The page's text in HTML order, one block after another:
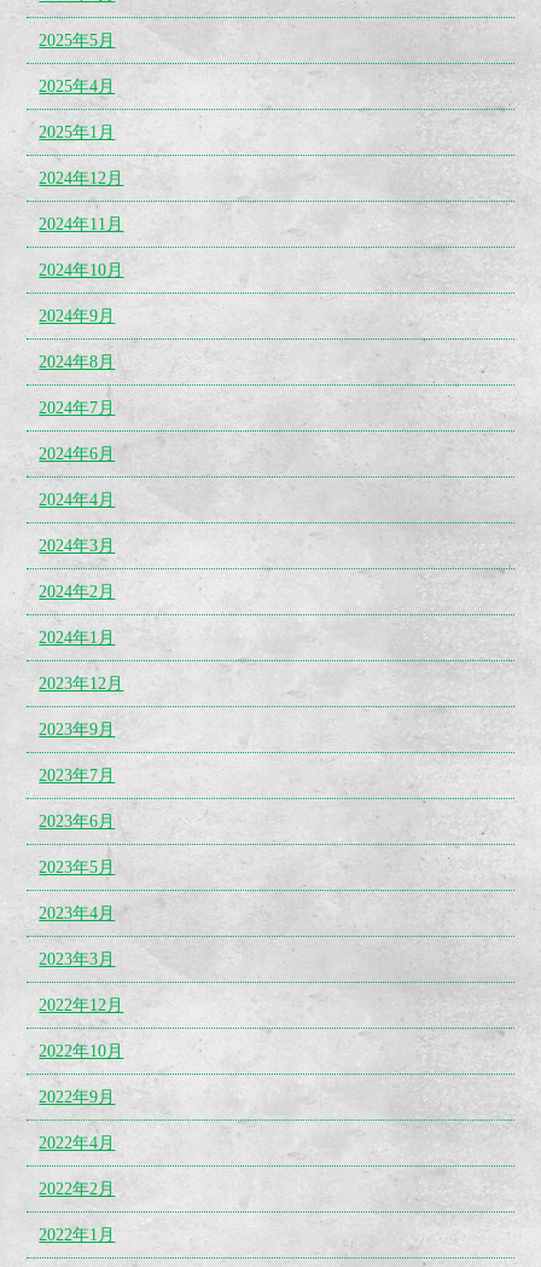
2025年5月
2025年4月
2025年1月
2024年12月
2024年11月
2024年10月
2024年9月
2024年8月
2024年7月
2024年6月
2024年4月
2024年3月
2024年2月
2024年1月
2023年12月
2023年9月
2023年7月
2023年6月
2023年5月
2023年4月
2023年3月
2022年12月
2022年10月
2022年9月
2022年4月
2022年2月
2022年1月